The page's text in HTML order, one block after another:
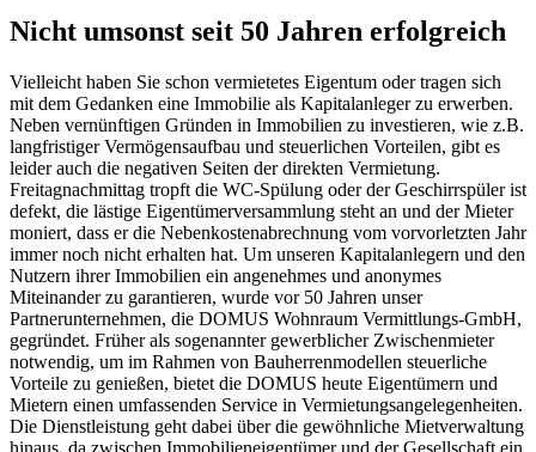
Nicht umsonst seit 50 Jahren erfolgreich
Vielleicht haben Sie schon vermietetes Eigentum oder tragen sich
mit dem Gedanken eine Immobilie als Kapitalanleger zu erwerben.
Neben vernünftigen Gründen in Immobilien zu investieren, wie z.B.
langfristiger Vermögensaufbau und steuerlichen Vorteilen, gibt es
leider auch die negativen Seiten der direkten Vermietung.
Freitagnachmittag tropft die WC-Spülung oder der Geschirrspüler ist
defekt, die lästige Eigentümerversammlung steht an und der Mieter
moniert, dass er die Nebenkostenabrechnung vom vorvorletzten Jahr
immer noch nicht erhalten hat. Um unseren Kapitalanlegern und den
Nutzern ihrer Immobilien ein angenehmes und anonymes
Miteinander zu garantieren, wurde vor 50 Jahren unser
Partnerunternehmen, die DOMUS Wohnraum Vermittlungs-GmbH,
gegründet. Früher als sogenannter gewerblicher Zwischenmieter
notwendig, um im Rahmen von Bauherrenmodellen steuerliche
Vorteile zu genießen, bietet die DOMUS heute Eigentümern und
Mietern einen umfassenden Service in Vermietungsangelegenheiten.
Die Dienstleistung geht dabei über die gewöhnliche Mietverwaltung
hinaus, da zwischen Immobilieneigentümer und der Gesellschaft ein